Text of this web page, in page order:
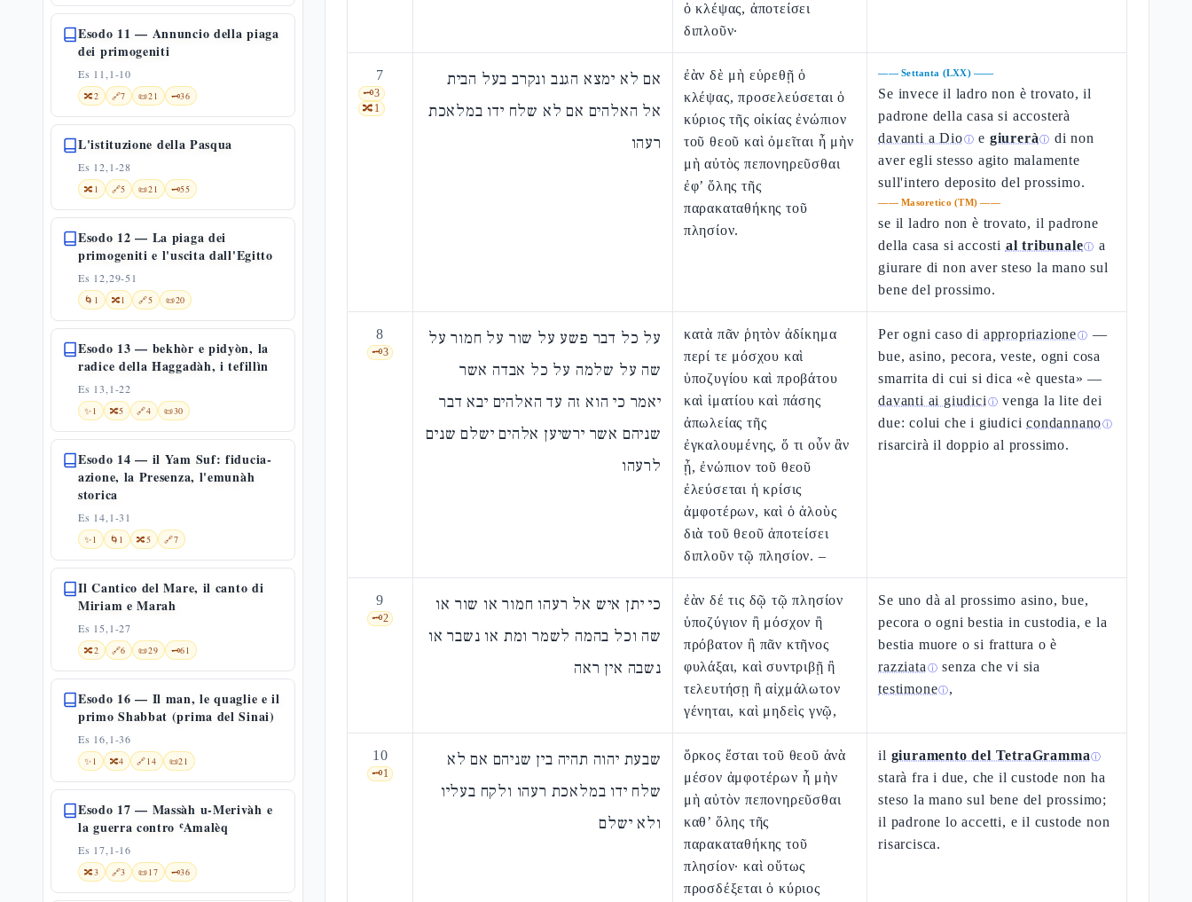
Esodo 11 — Annuncio della piaga
dei primogeniti
Es 11,1-10
🔀2 🔗7 📜21 🗝️36
L'istituzione della Pasqua
Es 12,1-28
🔀1 🔗5 📜21 🗝️55
Esodo 12 — La piaga dei
primogeniti e l'uscita dall'Egitto
Es 12,29-51
🌀 1 🔀1 🔗5 📜20
Esodo 13 — bekhòr e pidyòn, la
radice della Haggadàh, i tefillìn
Es 13,1-22
✨1 🔀5 🔗4 📜30
Esodo 14 — il Yam Suf: fiducia-
azione, la Presenza, l'emunàh
storica
Es 14,1-31
✨1 🌀 1 🔀5 🔗7
Il Cantico del Mare, il canto di
Miriam e Marah
Es 15,1-27
🔀2 🔗6 📜29 🗝️61
Esodo 16 — Il man, le quaglie e il
primo Shabbat (prima del Sinai)
Es 16,1-36
✨1 🔀4 🔗14 📜21
Esodo 17 — Massàh u-Merivàh e
la guerra contro ʿAmalèq
Es 17,1-16
🔀3 🔗3 📜17 🗝️36
ὁ κλέψας, ἀποτείσει
διπλοῦν·
7
🗝️3
🔀1
אם לא ימצא הגנב ונקרב בעל הבית
אל האלהים אם לא שלח ידו במלאכת
רעהו
ἐὰν δὲ μὴ εὑρεθῇ ὁ
κλέψας, προσελεύσεται ὁ
κύριος τῆς οἰκίας ἐνώπιον
τοῦ θεοῦ καὶ ὀμεῖται ἦ μὴν
μὴ αὐτὸς πεπονηρεῦσθαι
ἐφ’ ὅλης τῆς
παρακαταθήκης τοῦ
πλησίον.
——Settanta (LXX)——
Se invece il ladro non è trovato, il
padrone della casa si accosterà
davanti a Dioⓘ e giurerà ⓘ di non
aver egli stesso agito malamente
sull'intero deposito del prossimo.
——Masoretico (TM) ——
se il ladro non è trovato, il padrone
della casa si accosti al tribunaleⓘ a
giurare di non aver steso la mano sul
bene del prossimo.
8
🗝️3
על כל דבר פשע על שור על חמור על
שה על שלמה על כל אבדה אשר
יאמר כי הוא זה עד האלהים יבא דבר
שניהם אשר ירשיען אלהים ישלם שנים
לרעהו
κατὰ πᾶν ῥητὸν ἀδίκημα
περί τε μόσχου καὶ
ὑποζυγίου καὶ προβάτου
καὶ ἱματίου καὶ πάσης
ἀπωλείας τῆς
ἐγκαλουμένης, ὅ τι οὖν ἂν
ᾖ, ἐνώπιον τοῦ θεοῦ
ἐλεύσεται ἡ κρίσις
ἀμφοτέρων, καὶ ὁ ἁλοὺς
διὰ τοῦ θεοῦ ἀποτείσει
διπλοῦν τῷ πλησίον. –
Per ogni caso di appropriazioneⓘ —
bue, asino, pecora, veste, ogni cosa
smarrita di cui si dica «è questa» —
davanti ai giudici ⓘ venga la lite dei
due: colui che i giudicicondannanoⓘ
risarcirà il doppio al prossimo.
9
🗝️2
כי יתן איש אל רעהו חמור או שור או
שה וכל בהמה לשמר ומת או נשבר או
נשבה אין ראה
ἐὰν δέ τις δῷ τῷ πλησίον
ὑποζύγιον ἢ μόσχον ἢ
πρόβατον ἢ πᾶν κτῆνος
φυλάξαι, καὶ συντριβῇ ἢ
τελευτήσῃ ἢ αἰχμάλωτον
γένηται, καὶ μηδεὶς γνῷ,
Se uno dà al prossimo asino, bue,
pecora o ogni bestia in custodia, e la
bestia muore o si frattura o è
razziata ⓘ senza che vi sia
testimoneⓘ,
10
🗝️1
שבעת יהוה תהיה בין שניהם אם לא
שלח ידו במלאכת רעהו ולקח בעליו
ולא ישלם
ὅρκος ἔσται τοῦ θεοῦ ἀνὰ
μέσον ἀμφοτέρων ἦ μὴν
μὴ αὐτὸν πεπονηρεῦσθαι
καθ’ ὅλης τῆς
παρακαταθήκης τοῦ
πλησίον· καὶ οὕτως
προσδέξεται ὁ κύριος
il giuramento del TetraGramma ⓘ
starà fra i due, che il custode non ha
steso la mano sul bene del prossimo;
il padrone lo accetti, e il custode non
risarcisca.